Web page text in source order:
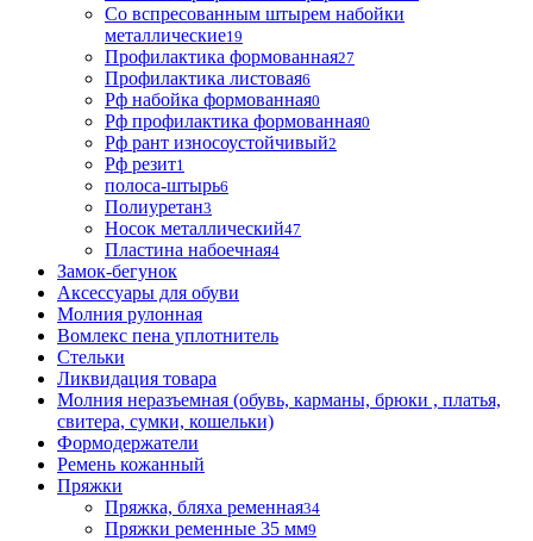
Со вспресованным штырем набойки
металлические19
Профилактика формованная27
Профилактика листовая6
Рф набойка формованная0
Рф профилактика формованная0
Рф рант износоустойчивый2
Рф резит1
полоса-штырь6
Полиуретан3
Носок металлический47
Пластина набоечная4
Замок-бегунок
Аксессуары для обуви
Молния рулонная
Вомлекс пена уплотнитель
Стельки
Ликвидация товара
Молния неразъемная (обувь, карманы, брюки , платья,
свитера, сумки, кошельки)
Формодержатели
Ремень кожанный
Пряжки
Пряжка, бляха ременная34
Пряжки ременные 35 мм9